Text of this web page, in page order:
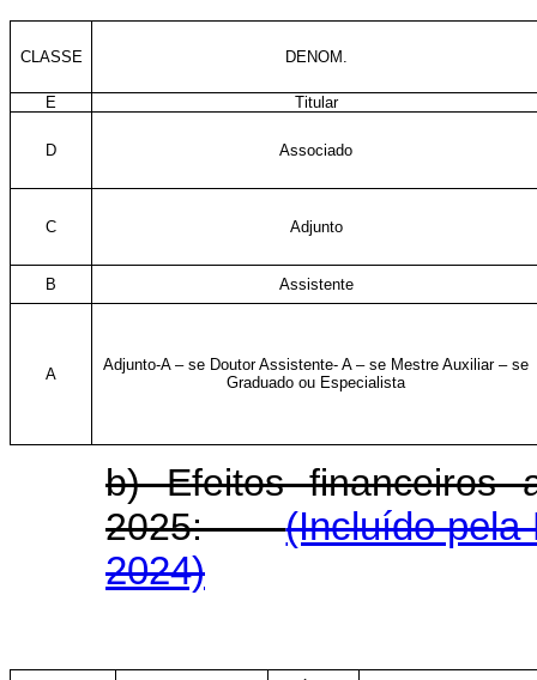
CLASSE DENOM.
E Titular
D Associado
C Adjunto
B Assistente
A
Adjunto-A – se Doutor Assistente- A – se Mestre Auxiliar – se
Graduado ou Especialista
b) Efeitos
2025:(Incluído pela
2024)